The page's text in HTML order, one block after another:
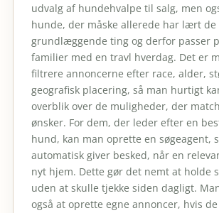
udvalg af hundehvalpe til salg, men
hunde, der måske allerede har lært de
grundlæggende ting og derfor passer
familier med en travl hverdag. Det er
filtrere annoncerne efter race, alder,
geografisk placering, så man hurtigt
overblik over de muligheder, der
ønsker. For dem, der leder efter en
hund, kan man oprette en søgeagent,
automatisk giver besked, når en
nyt hjem. Dette gør det nemt at holde
uden at skulle tjekke siden dagligt.
også at oprette egne annoncer, hvis